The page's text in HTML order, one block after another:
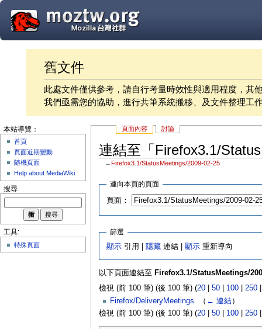
舊文件
此處文件僅供參考，請自行考量時效性與適用程度，其
我們亟需您的協助，進行共筆系統搬移、及文件整理工
頁面內容 討論
連結至「Firefox3.1/
← Firefox3.1/StatusMeetings/2009-02-25
連向本頁的頁面
頁面：
篩選
顯示 引用 | 隱藏 連結 |顯示 重新導向
以下頁面連結至 Firefox3.1/StatusMeetings/
檢視 (前 100 筆) (後 100 筆) (20| 50| 100| 250
Firefox/DeliveryMeetings
（ ← 連結）
檢視 (前 100 筆) (後 100 筆) (20| 50| 100| 250
本站導覽：
首頁
頁面近期變動
隨機頁面
Help about MediaWiki
搜尋
工具:
特殊頁面